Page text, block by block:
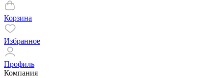
Корзина
Избранное
Профиль
Компания